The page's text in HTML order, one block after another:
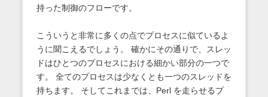
持った制御のフローです。
こういうと非常に多くの点でプロセスに似ているよ
うに聞こえるでしょう。 確かにその通りで、スレッ
ドはひとつのプロセスにおける細かい部分の一つで
す。 全てのプロセスは少なくとも一つのスレッドを
持ちます。 そしてこれまでは、Perl を走らせるプ